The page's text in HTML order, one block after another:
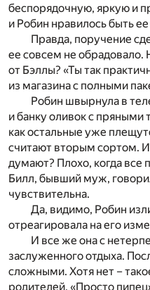
беспорядочную, яркую и
и Робин нравилось быть
Правда, поручение
ее совсем не обрадовало.
от Бэллы? «Ты так
из магазина с полными
Робин швырнула в
и банку оливок с пряными
как остальные уже
считают вторым сортом.
думают? Плохо, когда все
Билл, бывший муж,
чувствительна.
Да, видимо, Робин
отреагировала на его
И все же она с
заслуженного отдыха.
сложными. Хотя нет –
родителей. «Просто